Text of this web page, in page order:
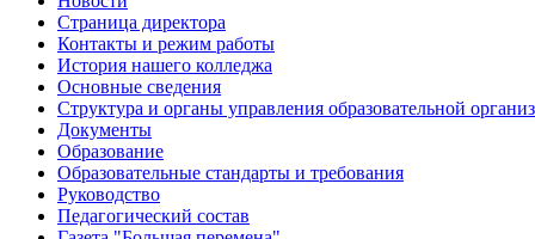
Страница директора
Контакты и режим работы
История нашего колледжа
Основные сведения
Структура и органы управления образовательной
Документы
Образование
Образовательные стандарты и требования
Руководство
Педагогический состав